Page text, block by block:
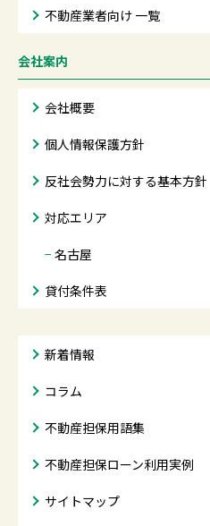
不動産業者向け 一覧
会社案内
会社概要
個人情報保護方針
反社会勢力に対する基本方針
対応エリア
− 名古屋
貸付条件表
新着情報
コラム
不動産担保用語集
不動産担保ローン利用実例
サイトマップ